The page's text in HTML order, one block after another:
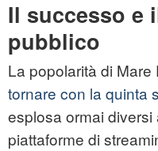
Il successo e
pubblico
La popolarità di Mare
tornare con la quinta
esplosa ormai
piattaforme di